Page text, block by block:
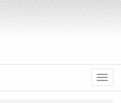
Menu